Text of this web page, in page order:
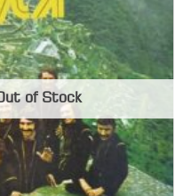
of Stock